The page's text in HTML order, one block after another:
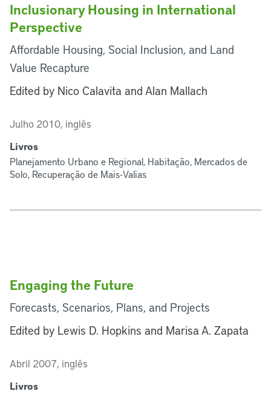
Inclusionary Housing in International
Perspective
Affordable Housing, Social Inclusion, and Land
Value Recapture
Edited by Nico Calavita and Alan Mallach
Julho 2010, inglês
Livros
Planejamento Urbano e Regional, Habitação, Mercados de
Solo, Recuperação de Mais-Valias
Engaging the Future
Forecasts, Scenarios, Plans, and Projects
Edited by Lewis D. Hopkins and Marisa A. Zapata
Abril 2007, inglês
Livros